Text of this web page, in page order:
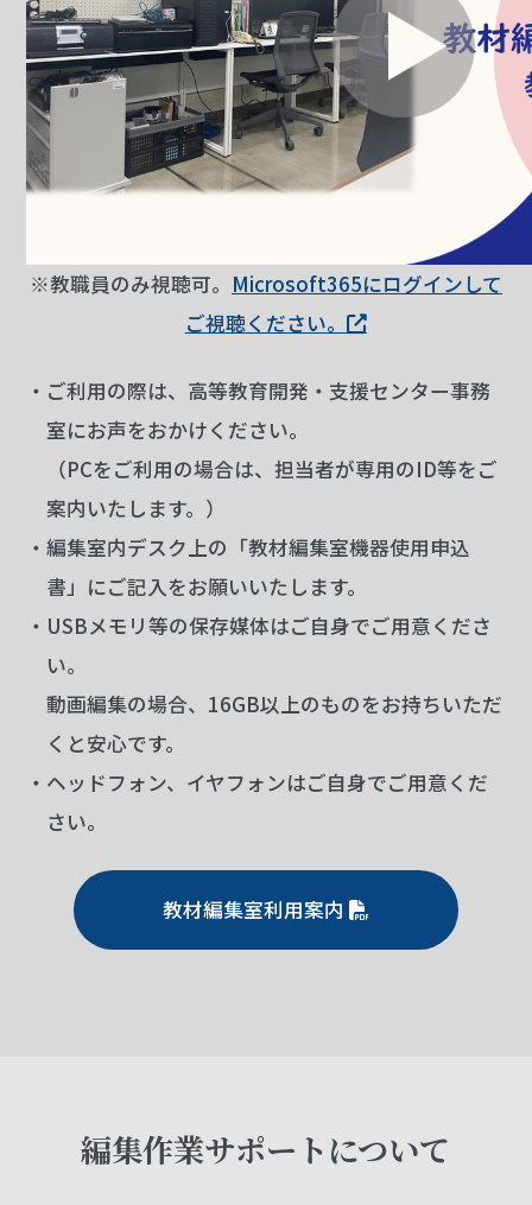
※教職員のみ視聴可。 Microsoft365にログインして
ご視聴ください。
・ご利用の際は、高等教育開発・支援センター事務
室にお声をおかけください。
（PCをご利用の場合は、担当者が専用のID等をご
案内いたします。）
・編集室内デスク上の「教材編集室機器使用申込
書」にご記入をお願いいたします。
・USBメモリ等の保存媒体はご自身でご用意くださ
い。
動画編集の場合、16GB以上のものをお持ちいただ
くと安心です。
・ヘッドフォン、イヤフォンはご自身でご用意くだ
さい。
教材編集室利用案内
編集作業サポートについて